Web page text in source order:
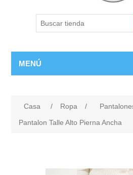
MENÚ
Casa / Ropa /
Pantalon Talle Alto Pierna Ancha